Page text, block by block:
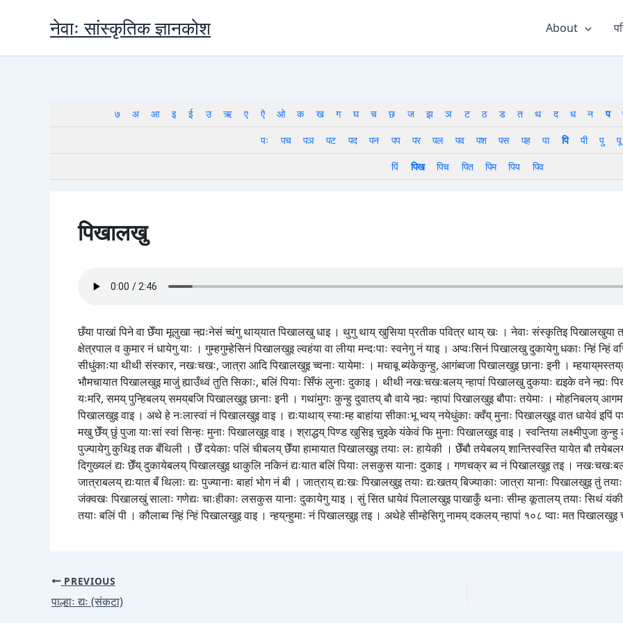
नेवाः सांस्कृतिक ज्ञानकोश About
७ अ आ इ ई उ ऋ ए ऐ ओ क ख ग घ च छ ज झ ञ ट ठ ड त थ द ध न प
पः
पच पञ पट पद पन पप पर पल पव पश पस पह पा पि पी पु पू
पिं
पिख पिच पित पिम पिय पिव
पिखालखु
छँया पाखां पिने वा छेँया मूलुखा न्ह्यःनेसं च्वंगु थाय्‌यात पिखालखु धाइ । थुगु थाय्‌ खुसिया प्रतीक पवित्र थाय्‌ खः । नेवाः संस्कृतिइ पिखालखुया
क्षेत्रपाल व कुमार नं धायेगु याः । गुम्हगुम्हेसिनं पिखालखुइ ल्वहंया वा लीया मन्दःपाः स्वनेगु नं याइ । अप्वःसिनं पिखालखु दुकायेगु धकाः न्हिं न्हिं
सीधुंकाःया थीथी संस्कार, नखःचखः, जात्रा आदि पिखालखुइ च्वनाः यायेमाः । मचाबू ब्यंकेकुन्हु, आगंब्वजा पिखालखुइ छानाः इनी ।
भौमचायात पिखालखुइ माजुं ह्याउँथ्वं तुति सिकाः, बलिं पियाः सिँफं लुनाः दुकाइ । थीथी नखःचखःबलय्‌ न्हापां पिखालखु दुकयाः द्यइके वने न्ह्यः
यःमरि, समय्‌ पुन्हिबलय्‌ समय्‌बजि पिखालखुइ छानाः इनी । गथांमुगः कुन्हु दुवातय्‌ बौ वाये न्ह्यः न्हापां पिखालखुइ बौपाः तयेमाः । मोहनिबलय्‌
पिखालखुइ वाइ । अथे हे नःलास्वां नं पिखालखुइ वाइ । द्यःयाथाय्‌ स्याःम्ह बाहांया सीकाःभू भ्वय्‌ नयेधुंकाः क्वँय्‌ मुनाः पिखालखुइ वात धायेवं
मखु छेँय्‌ छुं पुजा याःसां स्वां सिन्हः मुनाः पिखालखुइ वाइ । श्राद्धय्‌ पिण्ड खुसिइ चुइके यंकेवं फि मुनाः पिखालखुइ वाइ । स्वन्तिया लक्ष्मीपुजा कुन्हु
पुज्यायेगु कुथिइ तक बँथिली । छेँ दयेकाः पलिं चीबलय्‌ छेँया हामायात पिखालखुइ तयाः लः हायेकी । छेँबौ तयेबलय्‌ शान्तिस्वस्ति यायेत बौ
दिगुख्यलं द्यः छेँय्‌ दुकायेबलय्‌ पिखालखुइ थाकुलि नकिनं द्यःयात बलिं पियाः लसकुस यानाः दुकाइ । गणचक्र ब्व नं पिखालखुइ तइ ।
जात्राबलय्‌ द्यःयात बँ थिलाः द्यः पुज्यानाः बाहां भोग नं बी । जात्राय्‌ द्यःखः पिखालखुइ तयाः द्यःखतय्‌ बिज्याकाः जात्रा यानाः पिखालखुइ
जंक्वखः पिखालखुं सालाः गणेद्यः चाःहीकाः लसकुस यानाः दुकायेगु याइ । सुं सित धायेवं पिलालखुइ पाखाकुँ थनाः सीम्ह कूतालय्‌ तयाः सिथं यंकी
तयाः बलिं पी । कौलाब्व न्हिं न्हिं पिखालखुइ वाइ । न्हय्‌न्हुमाः नं पिखालखुइ तइ । अथेहे सीम्हेसिगु नामय्‌ दकलय्‌ न्हापां १०८ प्वाः मत
PREVIOUS
पाल्हाः द्यः (संकटा)